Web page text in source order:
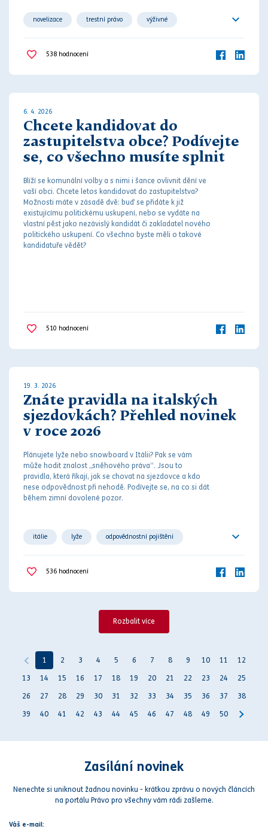
novelizace trestní právo výživné
vyživovací povinnost
538 hodnocení
6. 4. 2026
Chcete kandidovat do
zastupitelstva obce? Podívejte
se, co všechno musíte splnit
Blíží se komunální volby a s nimi i šance ovlivnit dění ve
vaší obci. Chcete letos kandidovat do zastupitelstva?
Možnosti máte v zásadě dvě: buď se přidáte k již
existujícímu politickému uskupení, nebo se vydáte na
vlastní pěst jako nezávislý kandidát či zakladatel nového
politického uskupení. Co všechno byste měli o takové
kandidatuře vědět?
510 hodnocení
19. 3. 2026
Znáte pravidla na italských
sjezdovkách? Přehled novinek
v roce 2026
Plánujete lyže nebo snowboard v Itálii? Pak se vám
může hodit znalost „sněhového práva“. Jsou to
pravidla, která říkají, jak se chovat na sjezdovce a kdo
nese odpovědnost při nehodě. Podívejte se, na co si dát
během zimní dovolené pozor.
itálie lyže odpovědnostní pojištění
pokuty pravidla
výbava
536 hodnocení
Rozbalit více
1 2 3 4 5 6 7 8 9 10 11 12
13 14 15 16 17 18 19 20 21 22 23 24 25
26 27 28 29 30 31 32 33 34 35 36 37 38
39 40 41 42 43 44 45 46 47 48 49 50
Zasílání novinek
Nenechte si uniknout žadnou novinku - krátkou zprávu o nových článcích
na portálu Právo pro všechny vám rádi zašleme.
Váš e-mail: